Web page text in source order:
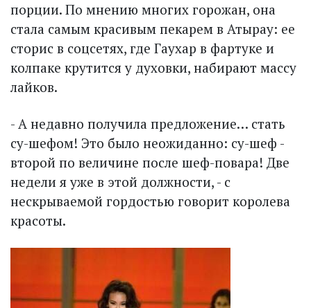
порции. По мнению многих горожан, она
стала самым красивым пекарем в Атырау: ее
сторис в соцсетях, где Гаухар в фартуке и
колпаке крутится у духовки, набирают массу
лайков.
- А недавно получила предложение… стать
су-шефом! Это было неожиданно: су-шеф -
второй по величине после шеф-повара! Две
недели я уже в этой должности, - с
нескрываемой гордостью говорит королева
красоты.